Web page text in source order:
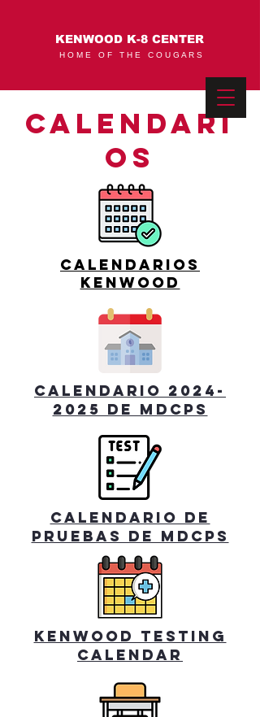
KENWOOD K-8 CENTER
H O M E O F T H E C O U G A R S
Calendari
os
Calendarios
Kenwood
calendario 2024-
2025 de mdcps
calendario de
pruebas de mdcps
Kenwood Testing
Calendar